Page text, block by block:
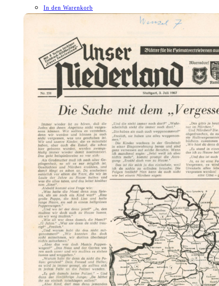
In den Warenkorb